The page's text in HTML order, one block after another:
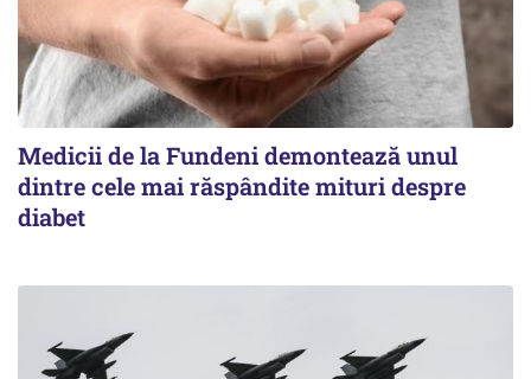
Medicii de la Fundeni demontează unul
dintre cele mai răspândite mituri despre
diabet